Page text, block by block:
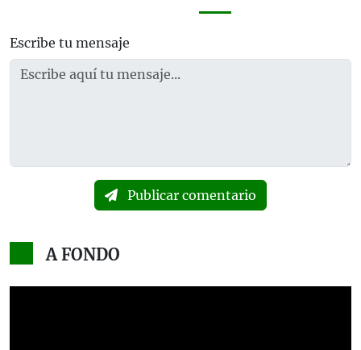
Escribe tu mensaje
Publicar comentario
A FONDO